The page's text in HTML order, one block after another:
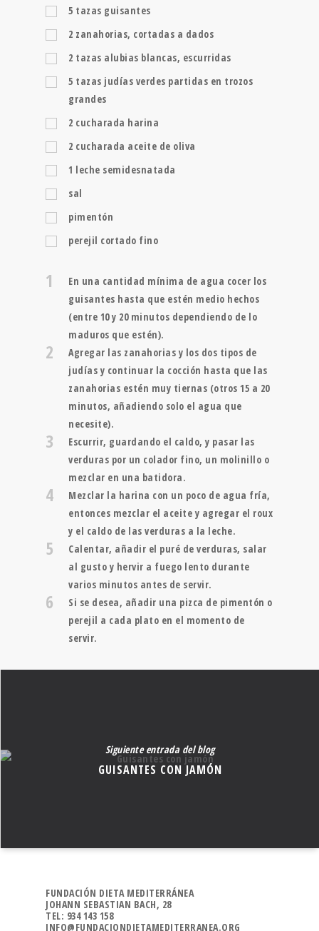
5 tazas guisantes
2 zanahorias, cortadas a dados
2 tazas alubias blancas, escurridas
5 tazas judías verdes partidas en trozos
grandes
2 cucharada harina
2 cucharada aceite de oliva
1 leche semidesnatada
sal
pimentón
perejil cortado fino
1
En una cantidad mínima de agua cocer los
guisantes hasta que estén medio hechos
(entre 10 y 20 minutos dependiendo de lo
maduros que estén).
2
Agregar las zanahorias y los dos tipos de
judías y continuar la cocción hasta que las
zanahorias estén muy tiernas (otros 15 a 20
minutos, añadiendo solo el agua que
necesite).
3
Escurrir, guardando el caldo, y pasar las
verduras por un colador fino, un molinillo o
mezclar en una batidora.
4
Mezclar la harina con un poco de agua fría,
entonces mezclar el aceite y agregar el roux
y el caldo de las verduras a la leche.
5
Calentar, añadir el puré de verduras, salar
al gusto y hervir a fuego lento durante
varios minutos antes de servir.
6
Si se desea, añadir una pizca de pimentón o
perejil a cada plato en el momento de
servir.
Siguiente entrada del blog
GUISANTES CON JAMÓN
FUNDACIÓN DIETA MEDITERRÁNEA
JOHANN SEBASTIAN BACH, 28
TEL: 934 143 158
INFO@FUNDACIONDIETAMEDITERRANEA.ORG